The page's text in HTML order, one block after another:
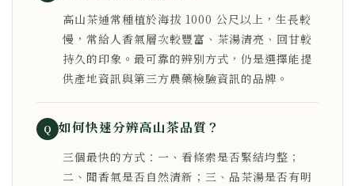
高山茶通常種植於海拔 1000 公尺以上，生長較
慢，常給人香氣層次較豐富、茶湯清亮、回甘較
持久的印象。最可靠的辨別方式，仍是選擇能提
供產地資訊與第三方農藥檢驗資訊的品牌。
Q 如何快速分辨高山茶品質？
三個最快的方式：一、看條索是否緊結均整；
二、聞香氣是否自然清新；三、品茶湯是否有明